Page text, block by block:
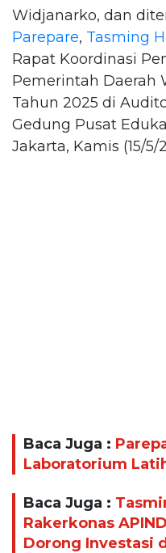
Widjanarko, dan
Parepare, Tasming
Rapat Koordinasi
Pemerintah Daerah
Tahun 2025 di
Gedung Pusat
Jakarta, Kamis (15/5/
Baca Juga :
Laboratorium
Baca Juga :
Rakerkonas
Dorong Investasi